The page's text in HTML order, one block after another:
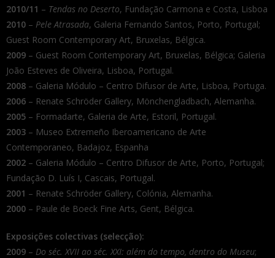
2010/11 – Tendas no Deserto, Fundação Carmona e Costa, Lisboa
2010 – Pele Atrasada, Galeria Fernando Santos, Porto, Portugal;
Guest Room Contemporary Art, Bruxelas, Bélgica.
2009 – Guest Room Contemporary Art, Bruxelas, Bélgica; Galeria
João Esteves de Oliveira, Lisboa, Portugal.
2008 – Galeria Módulo – Centro Difusor de Arte, Lisboa, Portuga.
2006 – Renate Schröder Gallery, Mönchengladbach, Alemanha.
2005 – Formadarte, Galeria de Arte, Estoril, Portugal.
2003 – Museo Extremeño Iberoamericano de Arte
Contemporaneo, Badajoz, Espanha
2002 – Galeria Módulo – Centro Difusor de Arte, Porto, Portugal;
Fundação D. Luís I, Cascais, Portugal.
2001 – Renate Schröder Gallery, Colónia, Alemanha.
2000 – Paule de Boeck Fine Arts, Gent, Bélgica.
Exposições colectivas (selecção):
2009 – Do séc. XVII ao séc. XXI: além do tempo, dentro do Museu;